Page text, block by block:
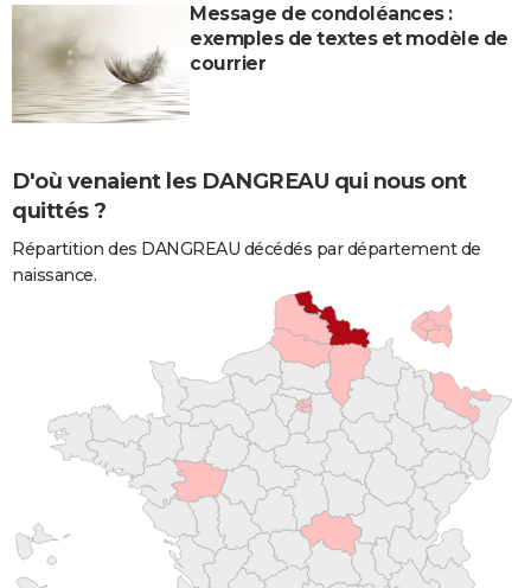
Message de condoléances :
exemples de textes et modèle de
courrier
D'où venaient les DANGREAU qui nous ont
quittés ?
Répartition des DANGREAU décédés par département de
naissance.